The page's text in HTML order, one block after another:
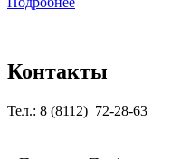
Контакты
Тел.: 8 (8112) 72-28-63